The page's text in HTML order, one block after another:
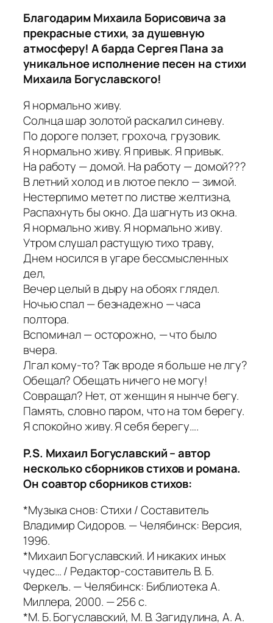
Благодарим Михаила Борисовича за
прекрасные стихи, за душевную
атмосферу! А барда Сергея Пана за
уникальное исполнение песен на стихи
Михаила Богуславского!
Я нормально живу.
Солнца шар золотой раскалил синеву.
По дороге ползет, грохоча, грузовик.
Я нормально живу. Я привык. Я привык.
На работу — домой. На работу — домой???
В летний холод и в лютое пекло — зимой.
Нестерпимо метет по листве желтизна,
Распахнуть бы окно. Да шагнуть из окна.
Я нормально живу. Я нормально живу.
Утром слушал растущую тихо траву,
Днем носился в угаре бессмысленных
дел,
Вечер целый в дыру на обоях глядел.
Ночью спал — безнадежно — часа
полтора.
Вспоминал — осторожно, — что было
вчера.
Лгал кому-то? Так вроде я больше не лгу?
Обещал? Обещать ничего не могу!
Совращал? Нет, от женщин я нынче бегу.
Память, словно паром, что на том берегу.
Я спокойно живу. Я себя берегу….
P.S. Михаил Богуславский – автор
несколько сборников стихов и романа.
Он соавтор сборников стихов:
*Музыка снов: Стихи / Составитель
Владимир Сидоров. — Челябинск: Версия,
1996.
*Михаил Богуславский. И никаких иных
чудес… / Редактор-составитель В. Б.
Феркель. — Челябинск: Библиотека А.
Миллера, 2000. — 256 с.
*М. Б. Богуславский, М. В. Загидулина, А. А.